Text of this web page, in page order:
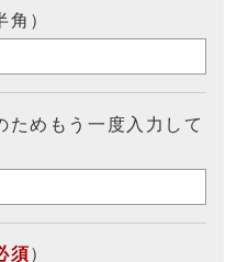
）
ためもう一度入力して
須）